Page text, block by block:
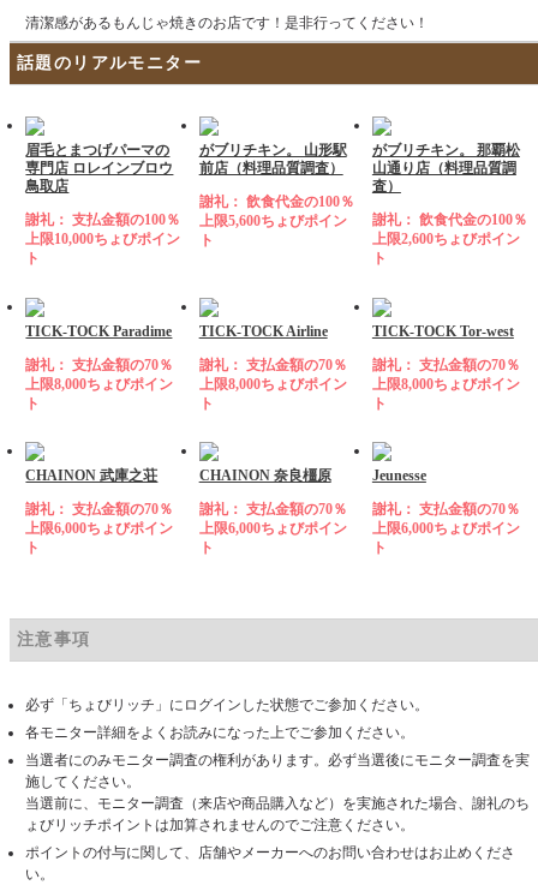
清潔感があるもんじゃ焼きのお店です！是非行ってください！
話題のリアルモニター
眉毛とまつげパーマの
専門店 ロレインブロウ
鳥取店
謝礼： 支払金額の100％
上限10,000ちょびポイン
ト
がブリチキン。 山形駅
前店（料理品質調査）
謝礼： 飲食代金の100％
上限5,600ちょびポイン
ト
がブリチキン。 那覇松
山通り店（料理品質調
査）
謝礼： 飲食代金の100％
上限2,600ちょびポイン
ト
TICK-TOCK Paradime
謝礼： 支払金額の70％
上限8,000ちょびポイン
ト
TICK-TOCK Airline
謝礼： 支払金額の70％
上限8,000ちょびポイン
ト
TICK-TOCK Tor-west
謝礼： 支払金額の70％
上限8,000ちょびポイン
ト
CHAINON 武庫之荘
謝礼： 支払金額の70％
上限6,000ちょびポイン
ト
CHAINON 奈良橿原
謝礼： 支払金額の70％
上限6,000ちょびポイン
ト
Jeunesse
謝礼： 支払金額の70％
上限6,000ちょびポイン
ト
注意事項
必ず「ちょびリッチ」にログインした状態でご参加ください。
各モニター詳細をよくお読みになった上でご参加ください。
当選者にのみモニター調査の権利があります。必ず当選後にモニター調査を実
施してください。
当選前に、モニター調査（来店や商品購入など）を実施された場合、謝礼のち
ょびリッチポイントは加算されませんのでご注意ください。
ポイントの付与に関して、店舗やメーカーへのお問い合わせはお止めくださ
い。